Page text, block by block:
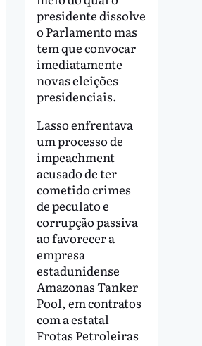
presidente dissolve
o Parlamento mas
tem que convocar
imediatamente
novas eleições
presidenciais.
Lasso enfrentava
um processo de
impeachment
acusado de ter
cometido crimes
de peculato e
corrupção passiva
ao favorecer a
empresa
estadunidense
Amazonas Tanker
Pool, em contratos
com a estatal
Frotas Petroleiras